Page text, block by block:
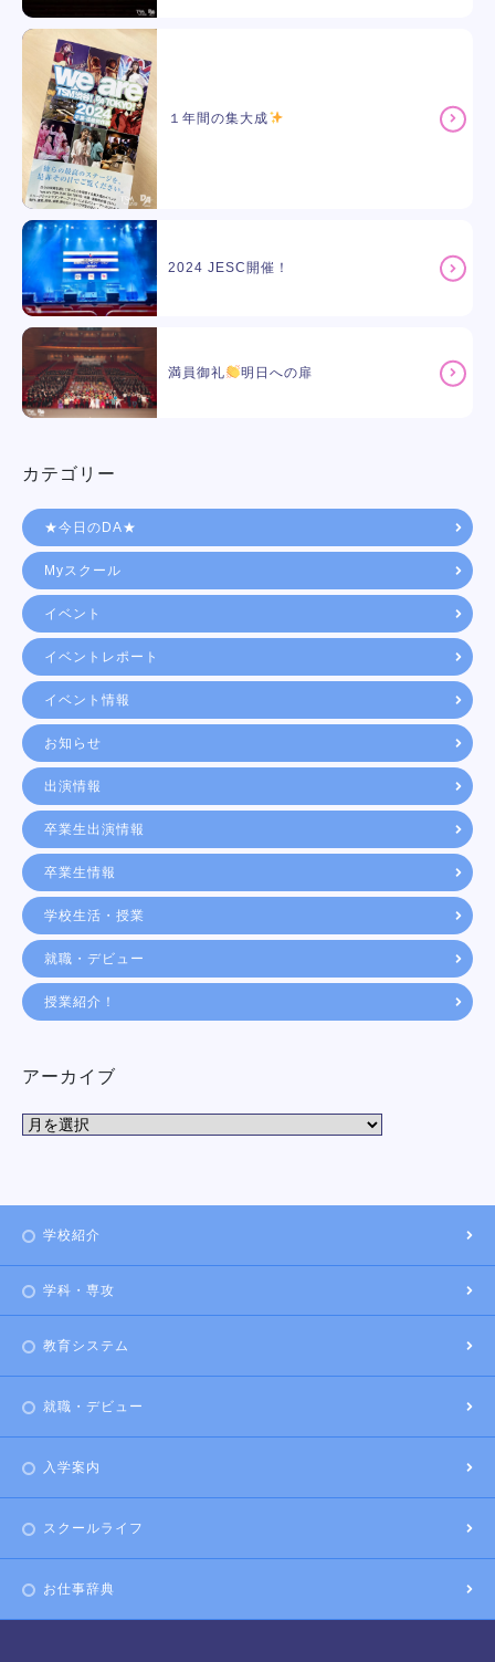
１年間の集大成
2024 JESC開催！
満員御礼 明日への扉
カテゴリー
★今日のDA★
Myスクール
イベント
イベントレポート
イベント情報
お知らせ
出演情報
卒業生出演情報
卒業生情報
学校生活・授業
就職・デビュー
授業紹介！
アーカイブ
学校紹介
学科・専攻
教育システム
就職・デビュー
入学案内
スクールライフ
お仕事辞典